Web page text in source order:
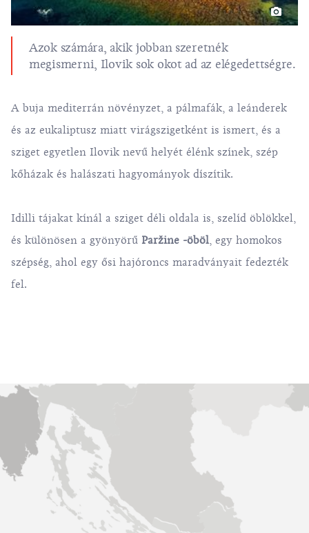
Azok számára, akik jobban szeretnék
megismerni, Ilovik sok okot ad az elégedettségre.
A buja mediterrán növényzet, a pálmafák, a leánderek
és az eukaliptusz miatt virágszigetként is ismert, és a
sziget egyetlen Ilovik nevű helyét élénk színek, szép
kőházak és halászati hagyományok díszítik.
Idilli tájakat kínál a sziget déli oldala is, szelíd öblökkel,
és különösen a gyönyörű Paržine -öböl, egy homokos
szépség, ahol egy ősi hajóroncs maradványait fedezték
fel.